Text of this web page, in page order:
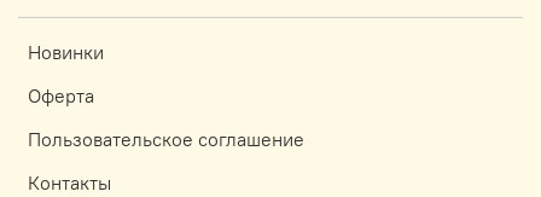
Новинки
Оферта
Пользовательское соглашение
Контакты